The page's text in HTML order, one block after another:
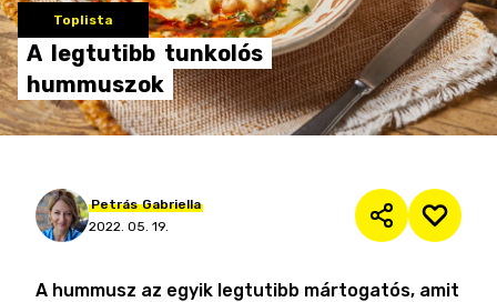
Toplista
A legtutibb tunkolós
hummuszok
Petrás Gabriella
2022. 05. 19.
A hummusz az egyik legtutibb mártogatós, amit